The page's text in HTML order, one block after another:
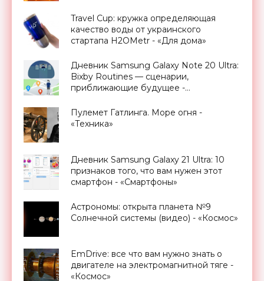
Travel Cup: кружка определяющая
качество воды от украинского
стартапа H2OMetr - «Для дома»
Дневник Samsung Galaxy Note 20 Ultra:
Bixby Routines — сценарии,
приближающие будущее -
Пулемет Гатлинга. Море огня -
«Техника»
Дневник Samsung Galaxy 21 Ultra: 10
признаков того, что вам нужен этот
смартфон - «Смартфоны»
Астрономы: открыта планета №9
Солнечной системы (видео) - «Космос»
EmDrive: все что вам нужно знать о
двигателе на электромагнитной тяге -
«Космос»